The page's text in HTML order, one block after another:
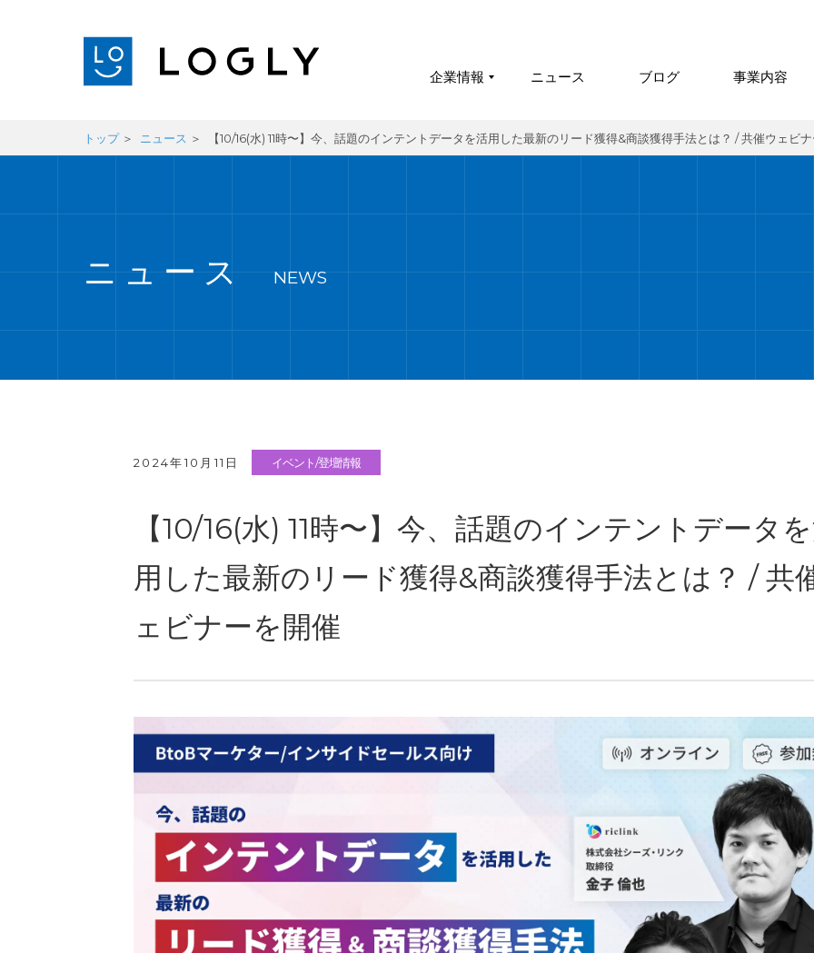
企業情報 ニュース ブログ 事業内容
トップ ニュース 【10/16(水) 11時〜】今、話題のインテントデータを活用した最新のリード獲得&商談獲得手法とは？ / 共催ウェビ
ニュース NEWS
2024年10月11日 イベント/登壇情報
【10/16(水) 11時〜】今、話題のインテントデータ
用した最新のリード獲得&商談獲得手法とは？ / 共
ェビナーを開催